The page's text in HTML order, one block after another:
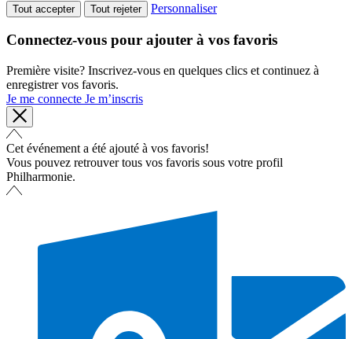
Tout accepter Tout rejeter Personnaliser
Connectez-vous pour ajouter à vos favoris
Première visite? Inscrivez-vous en quelques clics et continuez à
enregistrer vos favoris.
Je me connecte Je m’inscris
Cet événement a été ajouté à vos favoris!
Vous pouvez retrouver tous vos favoris sous votre profil
Philharmonie.